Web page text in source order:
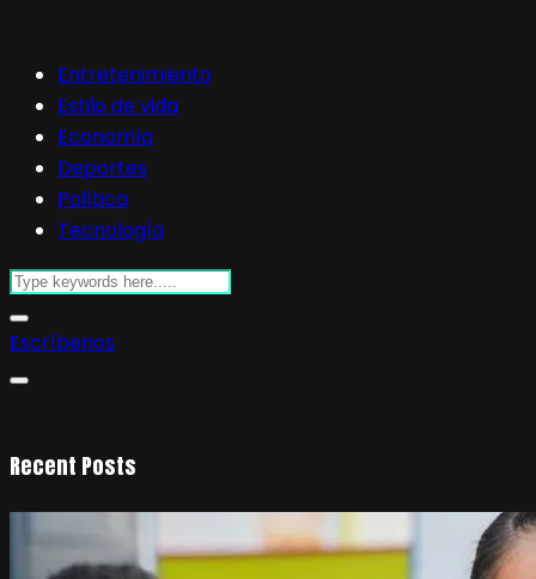
Entretenimiento
Estilo de vida
Economía
Deportes
Política
Tecnología
Escríbenos
Recent Posts